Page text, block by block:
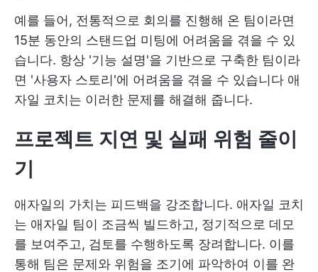
예를 들어, 전통적으로 회의를 진행해 온 팀이라면
15분 동안의 스탠드업 미팅에 어려움을 겪을 수 있
습니다. 항상 '기능 설명'을 기반으로 구축한 팀이라
면 '사용자 스토리'에 어려움을 겪을 수 있습니다 애
자일 코치는 이러한 문제를 해결해 줍니다.
프로젝트 지연 및 실패 위험 줄이
기
애자일의 가치는 피드백을 강조합니다. 애자일 코치
는 애자일 팀이 조금씩 빌드하고, 정기적으로 데모
를 보여주고, 검토를 수행하도록 장려합니다. 이를
통해 팀은 문제와 위험을 조기에 파악하여 이를 완